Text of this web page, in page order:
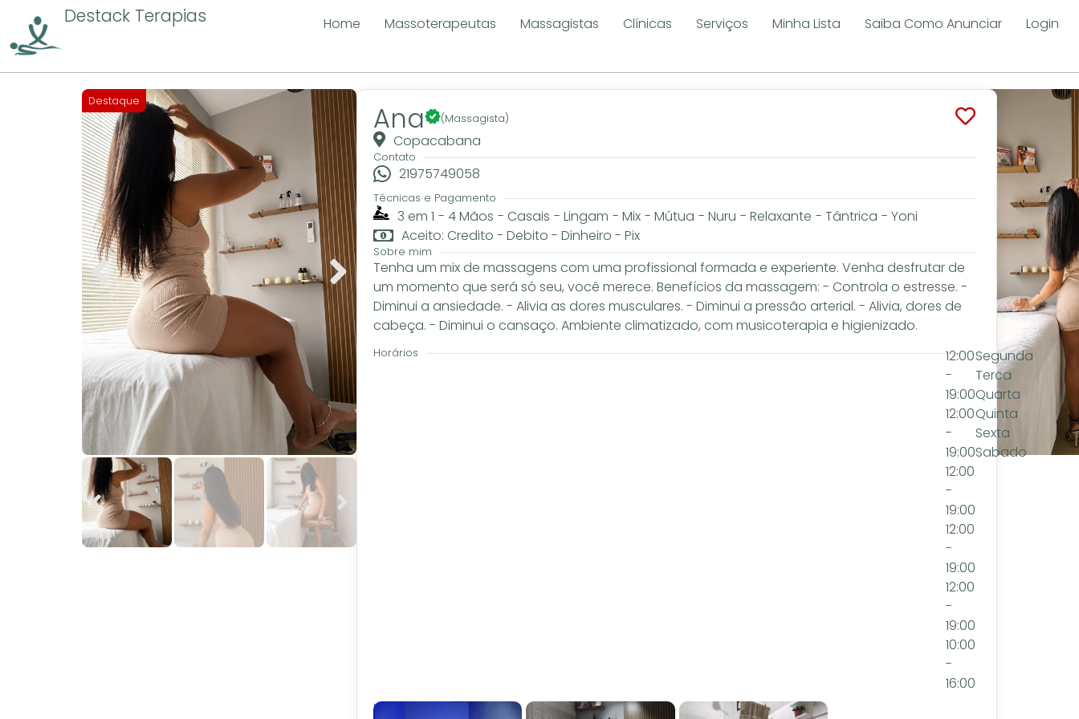
Destack Terapias Home Massoterapeutas Massagistas Clínicas Serviços Minha Lista Saiba Como Anunciar Login
Destaque Ana (Massagista)
Copacabana
Contato
21975749058
Técnicas e Pagamento
3 em 1 - 4 Mãos - Casais - Lingam - Mix - Mútua - Nuru - Relaxante - Tântrica - Yoni
Aceito: Credito - Debito - Dinheiro - Pix
Sobre mim
Tenha um mix de massagens com uma profissional formada e experiente. Venha desfrutar de
um momento que será só seu, você merece. Benefícios da massagem: - Controla o estresse. -
Diminui a ansiedade. - Alivia as dores musculares. - Diminui a pressão arterial. - Alivia, dores de
cabeça. - Diminui o cansaço. Ambiente climatizado, com musicoterapia e higienizado.
Horários
Segunda
Terca
Quarta
Quinta
Sexta
Sabado
12:00
-
19:00
12:00
-
19:00
12:00
-
19:00
12:00
-
19:00
12:00
-
19:00
10:00
-
16:00
Local